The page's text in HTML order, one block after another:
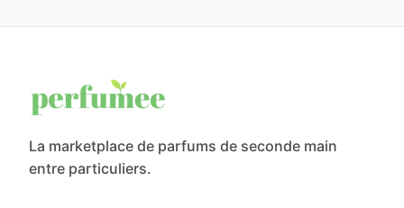
La marketplace de parfums de seconde main
entre particuliers.